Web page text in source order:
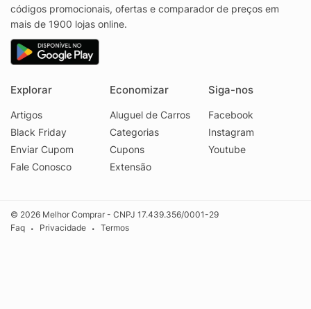
códigos promocionais, ofertas e comparador de preços em
mais de 1900 lojas online.
Explorar
Artigos
Black Friday
Enviar Cupom
Fale Conosco
Economizar
Aluguel de Carros
Categorias
Cupons
Extensão
Siga-nos
Facebook
Instagram
Youtube
© 2026 Melhor Comprar - CNPJ 17.439.356/0001-29
Faq
• Privacidade • Termos